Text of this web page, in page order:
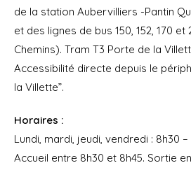
de la station Aubervilliers -Pantin
et des lignes de bus 150, 152, 170
Chemins). Tram T3 Porte de la
Accessibilité directe depuis le
la Villette”.
Horaires :
Lundi, mardi, jeudi, vendredi : 8h30 –
Accueil entre 8h30 et 8h45. Sortie